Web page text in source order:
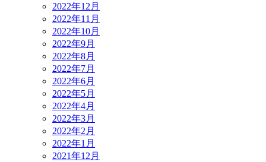
2022年12月
2022年11月
2022年10月
2022年9月
2022年8月
2022年7月
2022年6月
2022年5月
2022年4月
2022年3月
2022年2月
2022年1月
2021年12月